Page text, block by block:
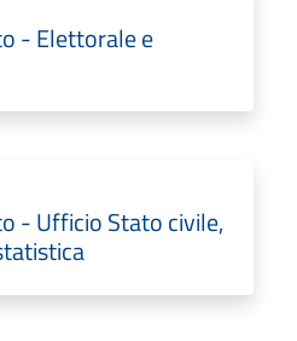
- Elettorale e
- Ufficio Stato civile,